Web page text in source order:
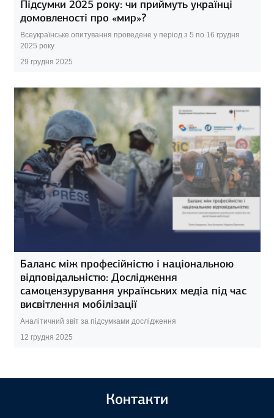
Підсумки 2025 року: чи приймуть українці
домовленості про «мир»?
Всеукраїнське опитування проведене у період з 5 по 16 грудня
2025 року
29 грудня 2025
Баланс між професійністю і національною
відповідальністю: Дослідження
самоцензурування українських медіа під час
висвітлення мобілізації
Аналітичний звіт за підсумками дослідження
12 грудня 2025
Контакти